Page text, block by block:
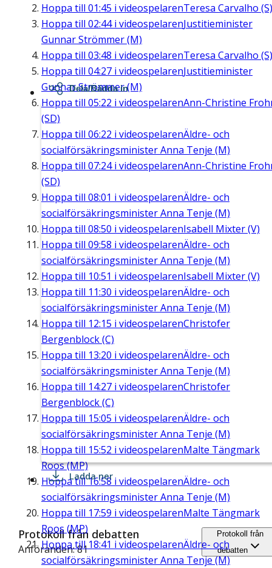
Hoppa till 01:45 i videospelarenTeresa Carvalho (S)
Hoppa till 02:44i videospelarenJustitieminister
Gunnar Strömmer (M)
Hoppa till 03:48 i videospelarenTeresa Carvalho (S)
Hoppa till 04:27 i videospelarenJustitieminister
Gunnar Strömmer (M)
Hoppa till 05:22 i videospelarenAnn-Christine
(SD)
Hoppa till 06:22 i videospelarenÄldre- och
socialförsäkringsminister Anna Tenje (M)
Hoppa till 07:24i videospelarenAnn-Christine
(SD)
Hoppa till 08:01 i videospelarenÄldre- och
socialförsäkringsminister Anna Tenje (M)
Hoppa till 08:50 i videospelarenIsabell Mixter (V)
Hoppa till 09:58 i videospelarenÄldre- och
socialförsäkringsminister Anna Tenje (M)
Hoppa till 10:51 i videospelarenIsabell Mixter (V)
Hoppa till 11:30 i videospelarenÄldre- och
socialförsäkringsminister Anna Tenje (M)
Hoppa till 12:15 i videospelarenChristofer
Bergenblock (C)
Hoppa till 13:20 i videospelarenÄldre- och
socialförsäkringsminister Anna Tenje (M)
Hoppa till 14:27 i videospelarenChristofer
Bergenblock (C)
Hoppa till 15:05 i videospelarenÄldre- och
socialförsäkringsminister Anna Tenje (M)
Hoppa till 15:52 i videospelarenMalte Tängmark
Roos (MP)
Hoppa till16:58 i videospelarenÄldre- och
socialförsäkringsminister Anna Tenje (M)
Hoppa till 17:59 i videospelarenMalte Tängmark
Roos (MP)
Hoppa till 18:41 i videospelarenÄldre- och
socialförsäkringsminister Anna Tenje (M)
Dela/Bädda in
Ladda ner
Protokoll från debatten
Anföranden: 81
Protokoll från
debatten